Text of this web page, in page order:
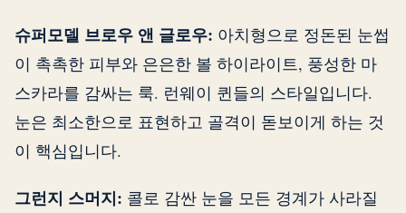
슈퍼모델 브로우 앤 글로우: 아치형으로 정돈된 눈썹
이 촉촉한 피부와 은은한 볼 하이라이트, 풍성한 마
스카라를 감싸는 룩. 런웨이 퀸들의 스타일입니다.
눈은 최소한으로 표현하고 골격이 돋보이게 하는 것
이 핵심입니다.
그런지 스머지: 콜로 감싼 눈을 모든 경계가 사라질